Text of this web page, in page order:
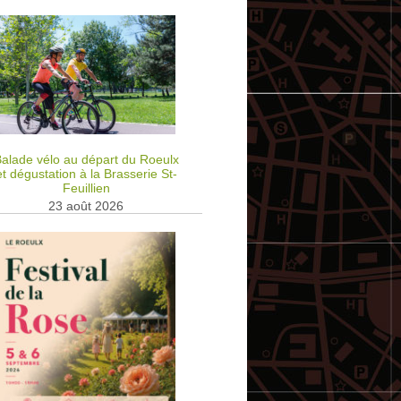
vélo au départ du Roeulx
dégustation à la Brasserie St-
Feuillien
23 août 2026